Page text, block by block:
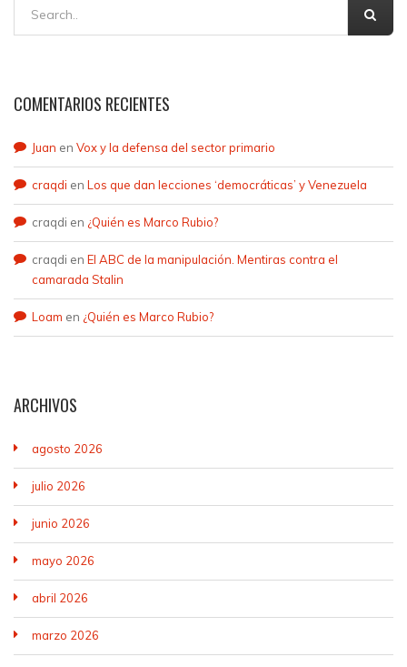
COMENTARIOS RECIENTES
Juan en Vox y la defensa del sector primario
craqdi en Los que dan lecciones ‘democráticas’ y Venezuela
craqdi en ¿Quién es Marco Rubio?
craqdi en El ABC de la manipulación. Mentiras contra el
camarada Stalin
Loam en ¿Quién es Marco Rubio?
ARCHIVOS
agosto 2026
julio 2026
junio 2026
mayo 2026
abril 2026
marzo 2026